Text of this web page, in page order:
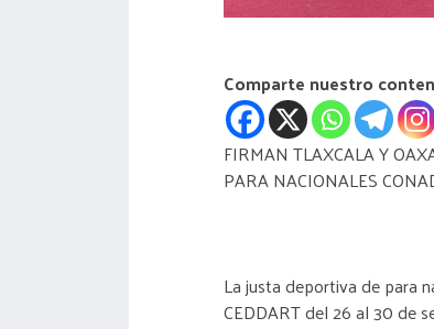
Comparte nuestro
FIRMAN TLAXCALA Y
PARA NACIONALES
La justa deportiva de para
CEDDART del 26 al 30 de